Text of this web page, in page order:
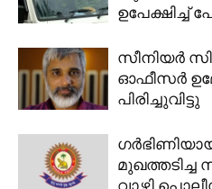
ഉപേക്ഷിച്ച്
സീനിയർ
ഓഫീസർ
പിരിച്ചുവിട്ടു